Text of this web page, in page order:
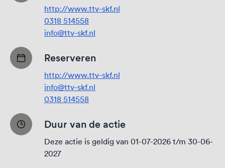
http://www.ttv-skf.nl
0318 514558
info@ttv-skf.nl
Reserveren
http://www.ttv-skf.nl
info@ttv-skf.nl
0318 514558
Duur van de actie
Deze actie is geldig van 01-07-2026 t/m 30-06-
2027